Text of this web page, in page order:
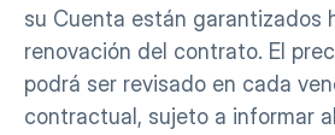
su Cuenta están garantizados
renovación del contrato. El
podrá ser revisado en cada
contractual, sujeto a informar